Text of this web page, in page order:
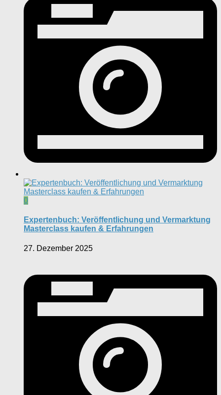
0
Expertenbuch: Veröffentlichung und Vermarktung
Masterclass kaufen & Erfahrungen
27. Dezember 2025